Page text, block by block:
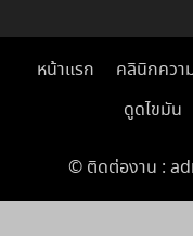
หน้าแรก คลินิกควา
ดูดไขมัน
© ติดต่องาน :